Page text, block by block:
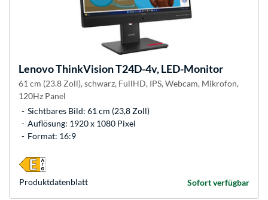
LenovoThinkVision T24D-4v, LED-Monitor
61 cm (23.8 Zoll), schwarz, FullHD, IPS, Webcam, Mikrofon,
120Hz Panel
Sichtbares Bild: 61 cm (23,8 Zoll)
Auflösung: 1920 x 1080 Pixel
Format: 16:9
Sofort verfügbar
Produkt­datenblatt